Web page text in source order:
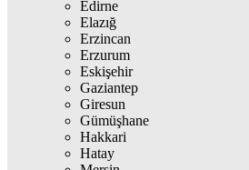
Edirne
Elazığ
Erzincan
Erzurum
Eskişehir
Gaziantep
Giresun
Gümüşhane
Hakkari
Hatay